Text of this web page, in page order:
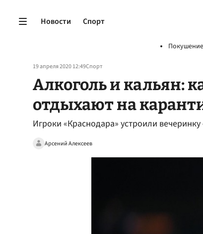
Новости Спорт
19 апреля 2020 12:49Спорт
Алкоголь и кальян:
отдыхают на
Игроки «Краснодара» устроили
Арсений Алексеев